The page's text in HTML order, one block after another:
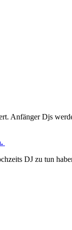
Anfänger Djs
DJ zu tun